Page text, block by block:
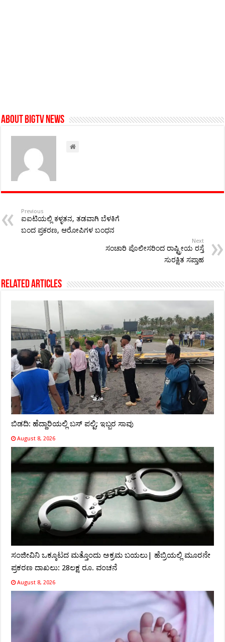
About BigTv News
Previous
ಐಐಟಿಯಲ್ಲಿ ಕಳ್ಳತನ, ತಡವಾಗಿ ಬೆಳಕಿಗೆ
ಬಂದ ಪ್ರಕರಣ, ಆರೋಪಿಗಳ ಬಂಧನ
Next
ಸಂಚಾರಿ ಪೊಲೀಸರಿಂದ ರಾಷ್ಟ್ರೀಯ ರಸ್ತೆ
ಸುರಕ್ಷಿತ ಸಪ್ತಾಹ
Related Articles
ಬಿಡದಿ: ಹೆದ್ದಾರಿಯಲ್ಲಿ ಬಸ್ ಪಲ್ಟಿ; ಇಬ್ಬರ ಸಾವು
August 8, 2026
ಸಂಜೀವಿನಿ ಒಕ್ಕೂಟದ ಮತ್ತೊಂದು ಅಕ್ರಮ ಬಯಲು| ಹೆಬ್ರಿಯಲ್ಲಿ ಮೂರನೇ
ಪ್ರಕರಣ ದಾಖಲು: 28ಲಕ್ಷ ರೂ. ವಂಚನೆ
August 8, 2026